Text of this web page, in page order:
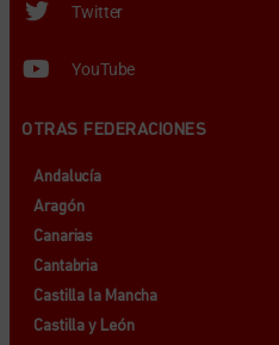
Twitter
YouTube
OTRAS FEDERACIONES
Andalucía
Aragón
Canarias
Cantabria
Castilla la Mancha
Castilla y León